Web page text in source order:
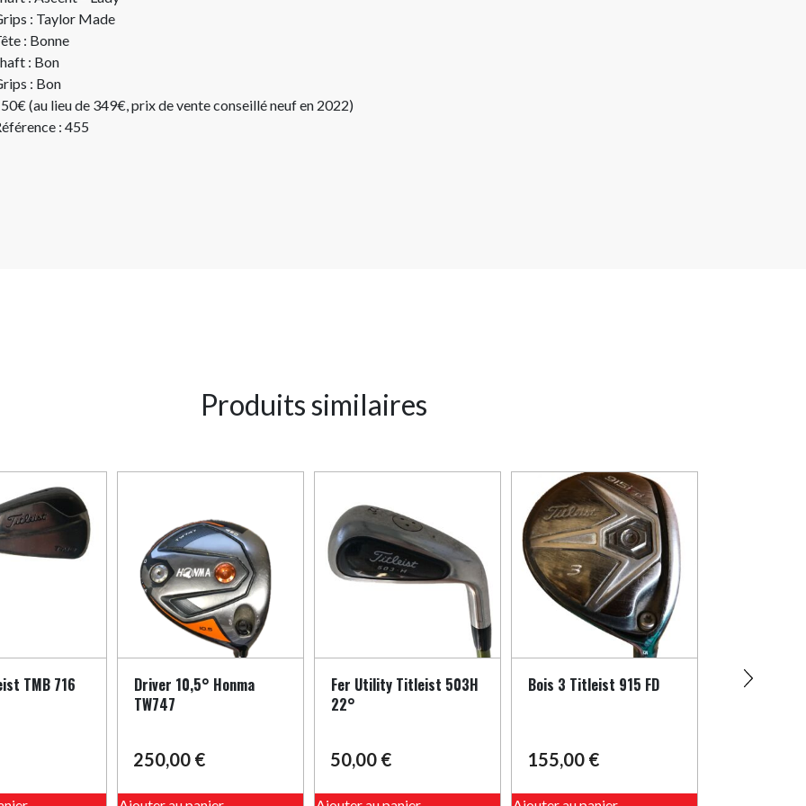
: Taylor Made
: Bonne
: Bon
: Bon
(au lieu de 349€, prix de vente conseillé neuf en 2022)
: 455
Produits similaires
TMB 716
Driver 10,5° Honma
TW747
250,00 €
Fer Utility Titleist 503H
22°
50,00 €
Bois 3 Titleist 915 FD
155,00 €
Fer 4